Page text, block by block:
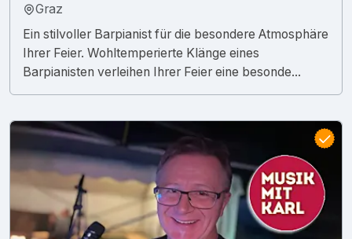
Graz
Ein stilvoller Barpianist für die besondere Atmosphäre
Ihrer Feier. Wohltemperierte Klänge eines
Barpianisten verleihen Ihrer Feier eine besonde...